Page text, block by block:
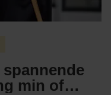
spannende
min of